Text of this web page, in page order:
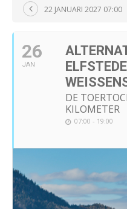
22 JANUARI 2027 07:00
26
JAN
DE
KILOMETER
07:00 - 19:00